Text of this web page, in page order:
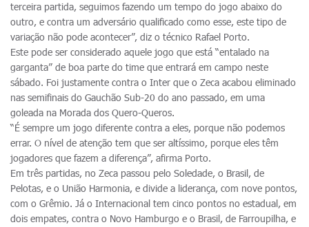
terceira partida, seguimos fazendo um tempo do jogo abaixo do
outro, e contra um adversário qualificado como esse, este tipo de
variação não pode acontecer”, diz o técnico Rafael Porto.
Este pode ser considerado aquele jogo que está “entalado na
garganta” de boa parte do time que entrará em campo neste
sábado. Foi justamente contra o Inter que o Zeca acabou eliminado
nas semifinais do Gauchão Sub-20 do ano passado, em uma
goleada na Morada dos Quero-Queros.
“É sempre um jogo diferente contra a eles, porque não podemos
errar. O nível de atenção tem que ser altíssimo, porque eles têm
jogadores que fazem a diferença”, afirma Porto.
Em três partidas, no Zeca passou pelo Soledade, o Brasil, de
Pelotas, e o União Harmonia, e divide a liderança, com nove pontos,
com o Grêmio. Já o Internacional tem cinco pontos no estadual, em
dois empates, contra o Novo Hamburgo e o Brasil, de Farroupilha, e